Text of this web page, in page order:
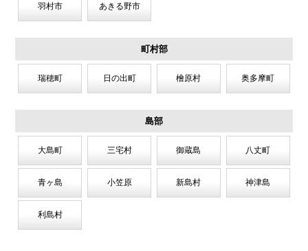
羽村市 あきる野市
町村部
瑞穂町 日の出町 檜原村 奥多摩町
島部
大島町 三宅村 御蔵島 八丈町
青ヶ島 小笠原 新島村 神津島
利島村